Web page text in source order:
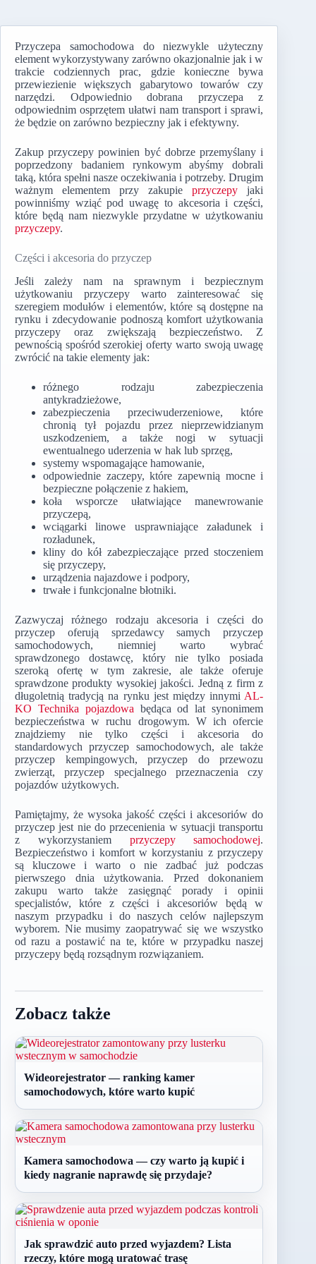
Przyczepa samochodowa do niezwykle użyteczny
element wykorzystywany zarówno okazjonalnie jak i w
trakcie codziennych prac, gdzie konieczne bywa
przewiezienie większych gabarytowo towarów czy
narzędzi. Odpowiednio dobrana przyczepa z
odpowiednim osprzętem ułatwi nam transport i sprawi,
że będzie on zarówno bezpieczny jak i efektywny.
Zakup przyczepy powinien być dobrze przemyślany i
poprzedzony badaniem rynkowym abyśmy dobrali
taką, która spełni nasze oczekiwania i potrzeby. Drugim
ważnym elementem przy zakupieprzyczepy jaki
powinniśmy wziąć pod uwagę to akcesoria i części,
które będą nam niezwykle przydatne w użytkowaniu
przyczepy.
Części i akcesoria do przyczep
Jeśli zależy nam na sprawnym i bezpiecznym
użytkowaniu przyczepy warto zainteresować się
szeregiem modułów i elementów, które są dostępne na
rynku i zdecydowanie podnoszą komfort użytkowania
przyczepy oraz zwiększają bezpieczeństwo. Z
pewnością spośród szerokiej oferty warto swoją uwagę
zwrócić na takie elementy jak:
różnego rodzaju zabezpieczenia
antykradzieżowe,
zabezpieczenia przeciwuderzeniowe, które
chronią tył pojazdu przez nieprzewidzianym
uszkodzeniem, a także nogi w sytuacji
ewentualnego uderzenia w hak lub sprzęg,
systemy wspomagające hamowanie,
odpowiednie zaczepy, które zapewnią mocne i
bezpieczne połączenie z hakiem,
koła wsporcze ułatwiające manewrowanie
przyczepą,
wciągarki linowe usprawniające załadunek i
rozładunek,
kliny do kół zabezpieczające przed stoczeniem
się przyczepy,
urządzenia najazdowe i podpory,
trwałe i funkcjonalne błotniki.
Zazwyczaj różnego rodzaju akcesoria i części do
przyczep oferują sprzedawcy samych przyczep
samochodowych, niemniej warto wybrać
sprawdzonego dostawcę, który nie tylko posiada
szeroką ofertę w tym zakresie, ale także oferuje
sprawdzone produkty wysokiej jakości. Jedną z firm z
długoletnią tradycją na rynku jest między innymi AL-
KO Technika pojazdowa będąca od lat synonimem
bezpieczeństwa w ruchu drogowym. W ich ofercie
znajdziemy nie tylko części i akcesoria do
standardowych przyczep samochodowych, ale także
przyczep kempingowych, przyczep do przewozu
zwierząt, przyczep specjalnego przeznaczenia czy
pojazdów użytkowych.
Pamiętajmy, że wysoka jakość części i akcesoriów do
przyczep jest nie do przecenienia w sytuacji transportu
z wykorzystaniem przyczepy samochodowej.
Bezpieczeństwo i komfort w korzystaniu z przyczepy
są kluczowe i warto o nie zadbać już podczas
pierwszego dnia użytkowania. Przed dokonaniem
zakupu warto także zasięgnąć porady i opinii
specjalistów, które z części i akcesoriów będą w
naszym przypadku i do naszych celów najlepszym
wyborem. Nie musimy zaopatrywać się we wszystko
od razu a postawić na te, które w przypadku naszej
przyczepy będą rozsądnym rozwiązaniem.
Zobacz także
Wideorejestrator — ranking kamer
samochodowych, które warto kupić
Kamera samochodowa — czy warto ją kupić i
kiedy nagranie naprawdę się przydaje?
Jak sprawdzić auto przed wyjazdem? Lista
rzeczy, które mogą uratować trasę